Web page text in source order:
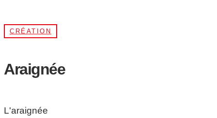
CRÉATION
Araignée
L'araignée